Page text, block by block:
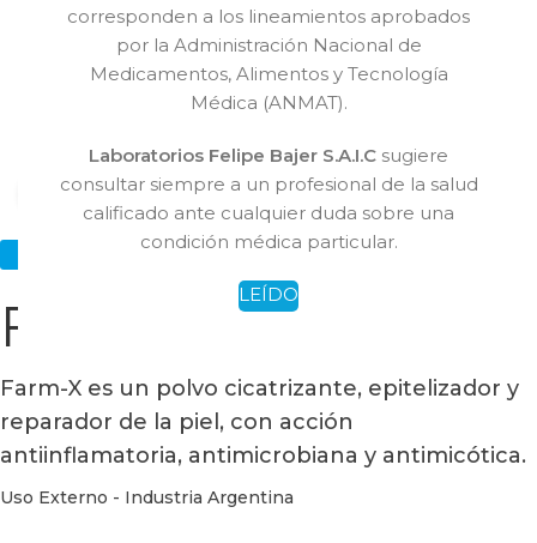
corresponden a los lineamientos aprobados
por la Administración Nacional de
Medicamentos, Alimentos y Tecnología
Médica (ANMAT).
Laboratorios Felipe Bajer S.A.I.C sugiere
consultar siempre a un profesional de la salud
calificado ante cualquier duda sobre una
condición médica particular.
LEÍDO
Hacer click para agrandar
Venta Bajo Receta
Farm-X Polvo
Farm-X es un polvo cicatrizante, epitelizador y
reparador de la piel, con acción
antiinflamatoria, antimicrobiana y antimicótica.
Uso Externo - Industria Argentina